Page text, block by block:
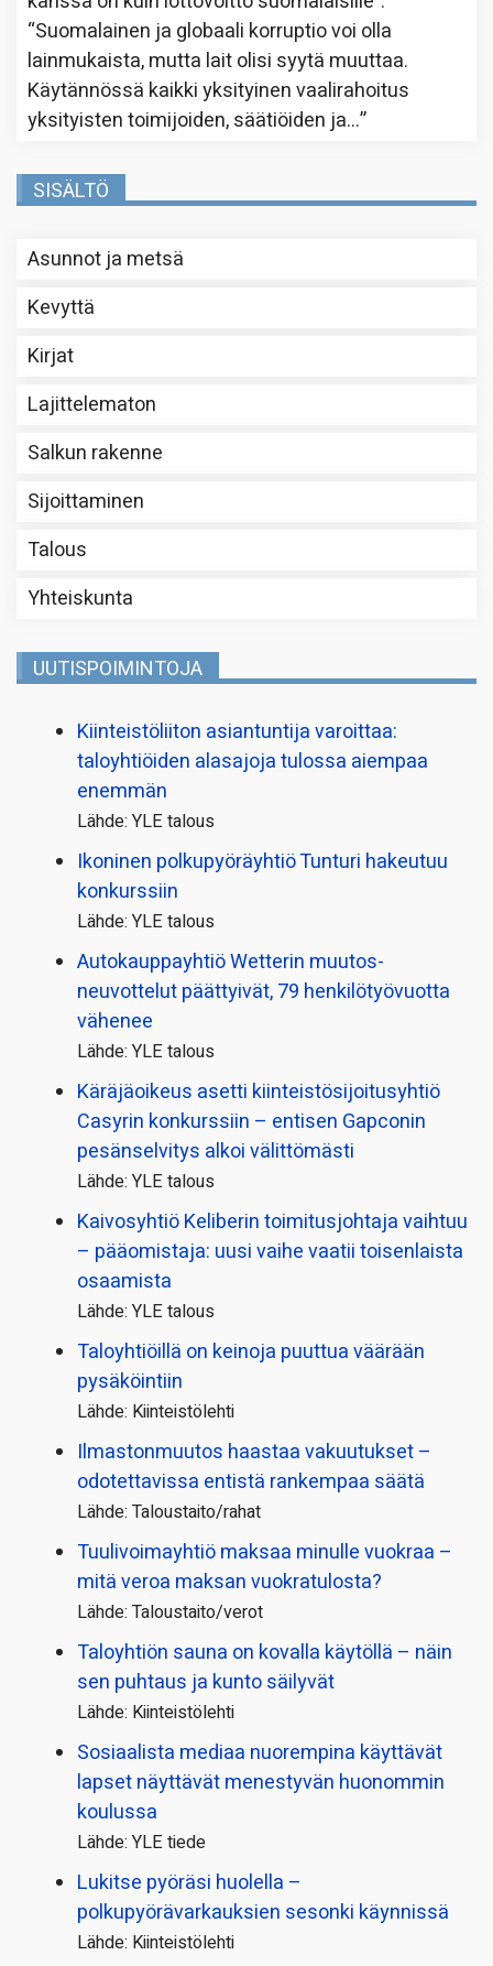
“Suomalainen ja globaali korruptio voi olla
lainmukaista, mutta lait olisi syytä muuttaa.
Käytännössä kaikki yksityinen vaalirahoitus
yksityisten toimijoiden, säätiöiden ja…”
SISÄLTÖ
Asunnot ja metsä
Kevyttä
Kirjat
Lajittelematon
Salkun rakenne
Sijoittaminen
Talous
Yhteiskunta
UUTISPOIMINTOJA
Kiinteistö­liiton asiantuntija varoittaa:
taloyhtiöiden alasajoja tulossa aiempaa
enemmän
Lähde: YLE talous
Ikoninen polkupyörä­yhtiö Tunturi hakeutuu
konkurssiin
Lähde: YLE talous
Autokauppayhtiö Wetterin muutos­
neuvottelut päättyivät, 79 henkilö­työvuotta
vähenee
Lähde: YLE talous
Käräjäoikeus asetti kiinteistö­sijoitusyhtiö
Casyrin konkurssiin – entisen Gapconin
pesänselvitys alkoi välittömästi
Lähde: YLE talous
Kaivosyhtiö Keliberin toimitusjohtaja vaihtuu
– pääomistaja: uusi vaihe vaatii toisenlaista
osaamista
Lähde: YLE talous
Taloyhtiöillä on keinoja puuttua väärään
pysäköintiin
Lähde: Kiinteistölehti
Ilmastonmuutos haastaa vakuutukset –
odotettavissa entistä rankempaa säätä
Lähde: Taloustaito/rahat
Tuulivoimayhtiö maksaa minulle vuokraa –
mitä veroa maksan vuokratulosta?
Lähde: Taloustaito/verot
Taloyhtiön sauna on kovalla käytöllä – näin
sen puhtaus ja kunto säilyvät
Lähde: Kiinteistölehti
Sosiaalista mediaa nuorempina käyttävät
lapset näyttävät menestyvän huonommin
koulussa
Lähde: YLE tiede
Lukitse pyöräsi huolella –
polkupyörävarkauksien sesonki käynnissä
Lähde: Kiinteistölehti